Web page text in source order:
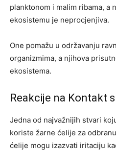
planktonom i malim ribama, a
ekosistemu je neprocjenjiva.
One pomažu u održavanju
organizmima, a njihova
ekosistema.
Reakcije na Kontakt
Jedna od najvažnijih stvari
koriste žarne ćelije za
ćelije mogu izazvati iritaciju